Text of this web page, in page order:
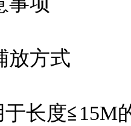
放方式
长度≦15M